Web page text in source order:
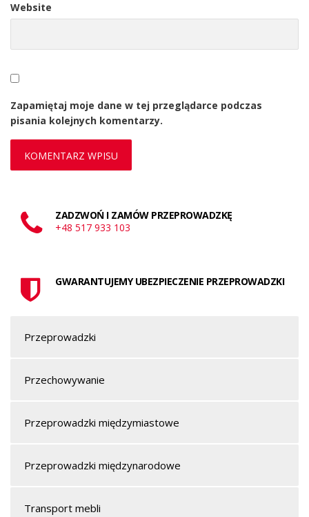
Website
Zapamiętaj moje dane w tej przeglądarce podczas
pisania kolejnych komentarzy.
ZADZWOŃ I ZAMÓW PRZEPROWADZKĘ
+48 517 933 103
GWARANTUJEMY UBEZPIECZENIE PRZEPROWADZKI
Przeprowadzki
Przechowywanie
Przeprowadzki międzymiastowe
Przeprowadzki międzynarodowe
Transport mebli